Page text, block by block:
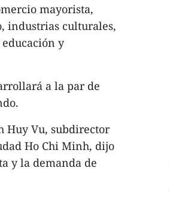
mayorista,
industrias culturales,
y
a la par de
Huy Vu, subdirector
Ho Chi Minh, dijo
y la demanda de